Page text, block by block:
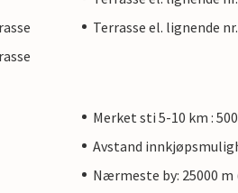
Terrasse el. lignende
Merket sti 5-10 km :
Avstand
Nærmeste by: 25000 m